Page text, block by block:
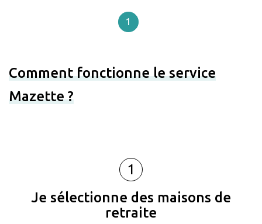
1
Comment fonctionne le service
Mazette ?
1
Je sélectionne des maisons de
retraite